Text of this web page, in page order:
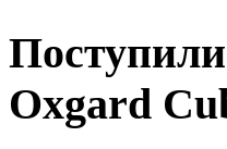
Oxgard